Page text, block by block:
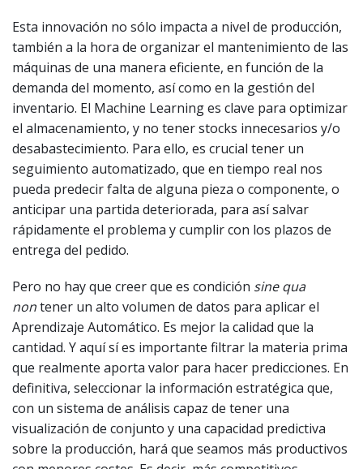
Esta innovación no sólo impacta a nivel de producción,
también a la hora de organizar el mantenimiento de las
máquinas de una manera eficiente, en función de la
demanda del momento, así como en la gestión del
inventario. El Machine Learning es clave para optimizar
el almacenamiento, y no tener stocks innecesarios y/o
desabastecimiento. Para ello, es crucial tener un
seguimiento automatizado, que en tiempo real nos
pueda predecir falta de alguna pieza o componente, o
anticipar una partida deteriorada, para así salvar
rápidamente el problema y cumplir con los plazos de
entrega del pedido.
Pero no hay que creer que es condición sine qua
nontener un alto volumen de datos para aplicar el
Aprendizaje Automático. Es mejor la calidad que la
cantidad. Y aquí sí es importante filtrar la materia prima
que realmente aporta valor para hacer predicciones. En
definitiva, seleccionar la información estratégica que,
con un sistema de análisis capaz de tener una
visualización de conjunto y una capacidad predictiva
sobre la producción, hará que seamos más productivos